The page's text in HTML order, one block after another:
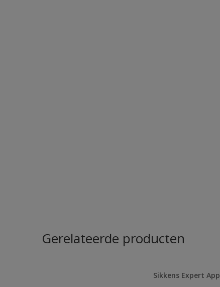
Gerelateerde producten
Sikkens Expert App